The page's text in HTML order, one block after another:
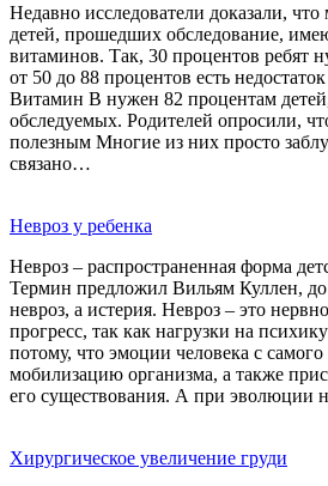
Недавно исследователи доказали,
детей, прошедших обследование,
витаминов. Так, 30 процентов ребят
от 50 до 88 процентов есть
Витамин В нужен 82 процентам
обследуемых. Родителей опросили,
полезным Многие из них просто
связано…
Невроз у ребенка
Невроз – распространенная форма
Термин предложил Вильям Куллен, до
невроз, а истерия. Невроз – это
прогресс, так как нагрузки на
потому, что эмоции человека с
мобилизацию организма, а также
его существования. А при эволюции
Хирургическое увеличение груди